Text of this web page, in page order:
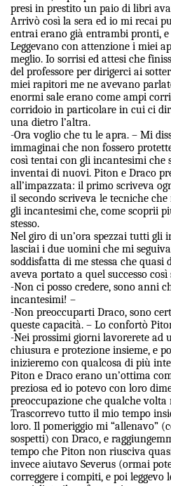
presi in prestito un paio di libri
Arrivò così la sera ed io mi recai
entrai erano già entrambi pronti,
Leggevano con attenzione i miei
meglio. Io sorrisi ed attesi che
del professore per dirigerci ai
miei rapitori me ne avevano
enormi sale erano come ampi
corridoio in particolare in cui ci
una dietro l’altra.
-Ora voglio che tu le apra. – Mi
immaginai che non fossero
così tentai con gli incantesimi che
inventai di nuovi. Piton e Draco
all’impazzata: il primo scriveva
il secondo scriveva le tecniche
gli incantesimi che, come scoprii
stesso.
Nel giro di un’ora spezzai tutti gli
lasciai i due uomini che mi
soddisfatta di me stessa che quasi
aveva portato a quel successo così
-Non ci posso credere, sono anni
incantesimi! –
-Non preoccuparti Draco, sono
queste capacità. – Lo confortò
-Nei prossimi giorni lavorerete ad
chiusura e protezione insieme, e
inizieremo con qualcosa di più
Piton e Draco erano un’ottima
preziosa ed io potevo con loro
preoccupazione che qualche
Trascorrevo tutto il mio tempo
loro. Il pomeriggio mi “allenavo”
sospetti) con Draco, e
tempo che Piton non riusciva
invece aiutavo Severus (ormai
correggere i compiti, e poi leggevo